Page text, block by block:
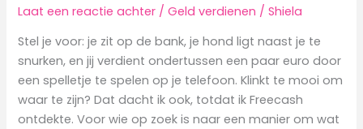
Laat een reactie achter /Geld verdienen /Shiela
Stel je voor: je zit op de bank, je hond ligt naast je te
snurken, en jij verdient ondertussen een paar euro door
een spelletje te spelen op je telefoon. Klinkt te mooi om
waar te zijn? Dat dacht ik ook, totdat ik Freecash
ontdekte. Voor wie op zoek is naar een manier om wat